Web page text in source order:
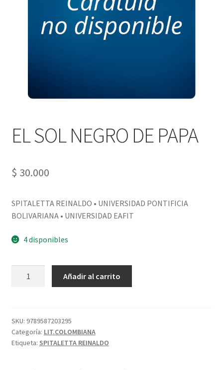
POLÍTICA DE MANEJO DE INFORMACIÓN Y DATOS
PERSONALES DE CORPORACIÓN INTERUNIVERSITARIA DE
SERVICIO
EL SOL NEGRO DE PAPA
$ 30.000
SPITALETTA REINALDO • UNIVERSIDAD PONTIFICIA
BOLIVARIANA • UNIVERSIDAD EAFIT
4 disponibles
Añadir al carrito
SKU: 9789587203295
Categoría: LIT.COLOMBIANA
Etiqueta: SPITALETTA REINALDO